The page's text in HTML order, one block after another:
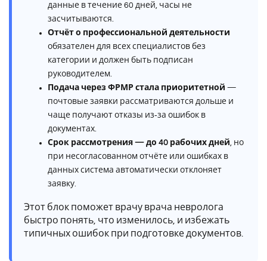
данные в течение 60 дней, часы не
засчитываются.
Отчёт о профессиональной деятельности
обязателен для всех специалистов без
категории и должен быть подписан
руководителем.
Подача через ФРМР стала приоритетной —
почтовые заявки рассматриваются дольше и
чаще получают отказы из‑за ошибок в
документах.
Срок рассмотрения — до 40 рабочих дней , но
при несогласованном отчёте или ошибках в
данных система автоматически отклоняет
заявку.
Этот блок поможет врачу врача невролога
быстро понять, что изменилось, и избежать
типичных ошибок при подготовке документов.